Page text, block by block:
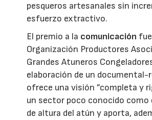
pesqueros artesanales sin
esfuerzo extractivo.
El premio a la comunicación
Organización Productores
Grandes Atuneros
elaboración de un documental-
ofrece una visión ”completa y
un sector poco conocido como
de altura del atún y aporta,